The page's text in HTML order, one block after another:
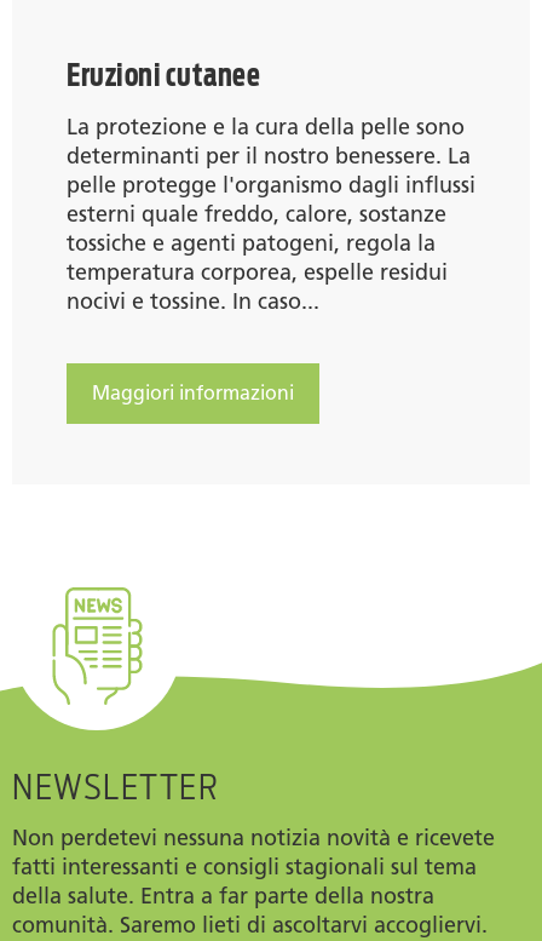
Eruzioni cutanee
La protezione e la cura della pelle sono
determinanti per il nostro benessere. La
pelle protegge l'organismo dagli influssi
esterni quale freddo, calore, sostanze
tossiche e agenti patogeni, regola la
temperatura corporea, espelle residui
nocivi e tossine. In caso...
Maggiori informazioni
NEWSLETTER
Non perdetevi nessuna notizia novità e ricevete
fatti interessanti e consigli stagionali sul tema
della salute. Entra a far parte della nostra
comunità. Saremo lieti di ascoltarvi accogliervi.